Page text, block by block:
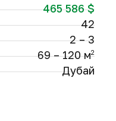
465 586 $
42
2 – 3
69 – 120 м2
Дубай